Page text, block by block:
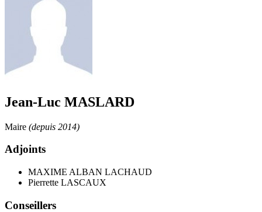
Jean-Luc MASLARD
Maire (depuis 2014)
Adjoints
MAXIME ALBAN LACHAUD
Pierrette LASCAUX
Conseillers